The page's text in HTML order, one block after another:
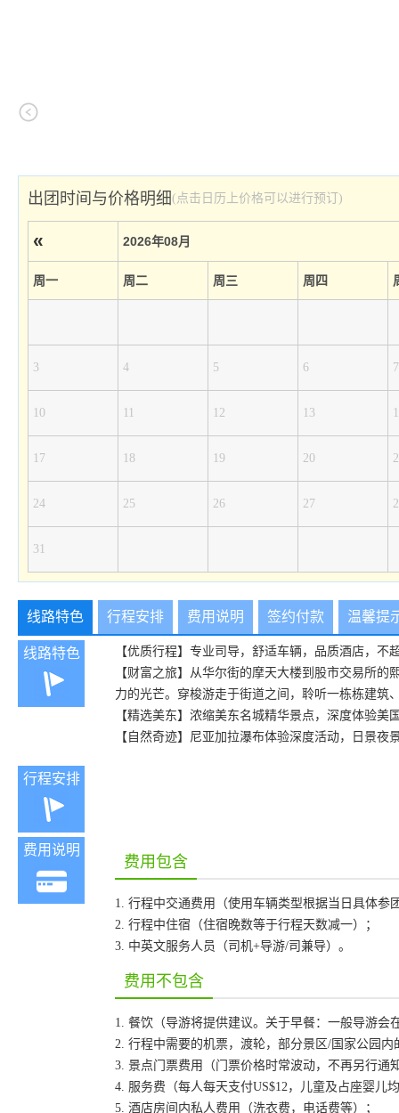
出团时间与价格明细(点击日历上价格可以进行预订)
« 2026年08月
周一 周二 周三 周四
3 4 5 6 7
10 11 12 13
17 18 19 20
24 25 26 27
31
线路特色 行程安排 费用说明 签约付款 温馨提
线路特色
【优质行程】专业司导，舒适车辆，品质酒店，不
【财富之旅】从华尔街的摩天大楼到股市交易所
力的光芒。穿梭游走于街道之间，聆听一栋栋建筑
【精选美东】浓缩美东名城精华景点，深度体验美
【自然奇迹】尼亚加拉瀑布体验深度活动，日景
行程安排
费用说明
费用包含
1. 行程中交通费用（使用车辆类型根据当日具体参
2. 行程中住宿（住宿晚数等于行程天数减一）；
3. 中英文服务人员（司机+导游/司兼导）。
费用不包含
1. 餐饮（导游将提供建议。关于早餐：一般导游
2. 行程中需要的机票，渡轮，部分景区/国家公园内
3. 景点门票费用（门票价格时常波动，不再另行通
4. 服务费（每人每天支付US$12，儿童及占座婴儿
5. 酒店房间内私人费用（洗衣费，电话费等）；